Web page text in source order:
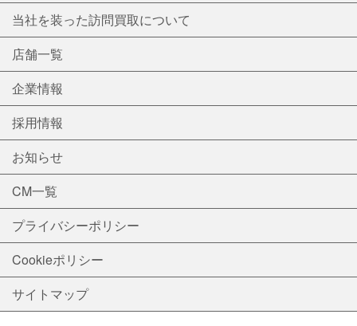
当社を装った訪問買取について
店舗一覧
企業情報
採用情報
お知らせ
CM一覧
プライバシーポリシー
Cookieポリシー
サイトマップ